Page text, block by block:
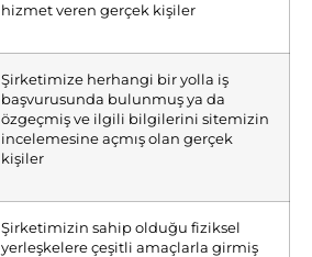
hizmet veren gerçek kişiler
Şirketimize herhangi bir yolla iş
başvurusunda bulunmuş ya da
özgeçmiş ve ilgili bilgilerini sitemizin
incelemesine açmış olan gerçek
kişiler
Şirketimizin sahip olduğu fiziksel
yerleşkelere çeşitli amaçlarla girmiş